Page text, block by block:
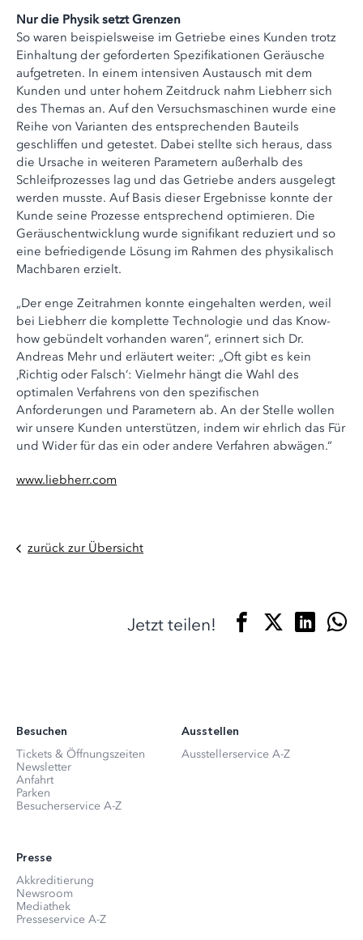
Nur die Physik setzt Grenzen
So waren beispielsweise im Getriebe eines Kunden trotz
Einhaltung der geforderten Spezifikationen Geräusche
aufgetreten. In einem intensiven Austausch mit dem
Kunden und unter hohem Zeitdruck nahm Liebherr sich
des Themas an. Auf den Versuchsmaschinen wurde eine
Reihe von Varianten des entsprechenden Bauteils
geschliffen und getestet. Dabei stellte sich heraus, dass
die Ursache in weiteren Parametern außerhalb des
Schleifprozesses lag und das Getriebe anders ausgelegt
werden musste. Auf Basis dieser Ergebnisse konnte der
Kunde seine Prozesse entsprechend optimieren. Die
Geräuschentwicklung wurde signifikant reduziert und so
eine befriedigende Lösung im Rahmen des physikalisch
Machbaren erzielt.
„Der enge Zeitrahmen konnte eingehalten werden, weil
bei Liebherr die komplette Technologie und das Know-
how gebündelt vorhanden waren“, erinnert sich Dr.
Andreas Mehr und erläutert weiter: „Oft gibt es kein
‚Richtig oder Falsch‘: Vielmehr hängt die Wahl des
optimalen Verfahrens von den spezifischen
Anforderungen und Parametern ab. An der Stelle wollen
wir unsere Kunden unterstützen, indem wir ehrlich das Für
und Wider für das ein oder andere Verfahren abwägen.“
www.liebherr.com
zurück zur Übersicht
Jetzt teilen!
Besuchen
Tickets & Öffnungszeiten
Newsletter
Anfahrt
Parken
Besucherservice A-Z
Ausstellen
Ausstellerservice A-Z
Presse
Akkreditierung
Newsroom
Mediathek
Presseservice A-Z